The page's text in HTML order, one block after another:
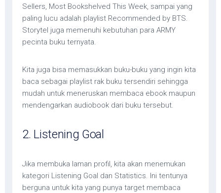
Sellers, Most Bookshelved This Week, sampai yang
paling lucu adalah playlist Recommended by BTS.
Storytel juga memenuhi kebutuhan para ARMY
pecinta buku ternyata.
Kita juga bisa memasukkan buku-buku yang ingin kita
baca sebagai playlist rak buku tersendiri sehingga
mudah untuk meneruskan membaca ebook maupun
mendengarkan audiobook dari buku tersebut.
2. Listening Goal
Jika membuka laman profil, kita akan menemukan
kategori Listening Goal dan Statistics. Ini tentunya
berguna untuk kita yang punya target membaca